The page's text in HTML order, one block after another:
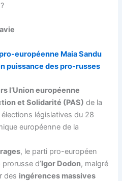
européenne Maia Sandu
puissance des pro-russes
l’Union européenne
et Solidarité (PAS) de la
élections législatives du 28
européenne de la
, le parti pro-européen
d’Igor Dodon, malgré
des ingérences massives